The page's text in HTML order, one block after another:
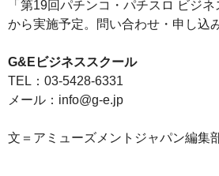
「第19回パチンコ・パチスロ ビジ
から実施予定。問い合わせ・申し込
G&Eビジネススクール
TEL：03-5428-6331
メール：info@g-e.jp
文＝アミューズメントジャパン編集